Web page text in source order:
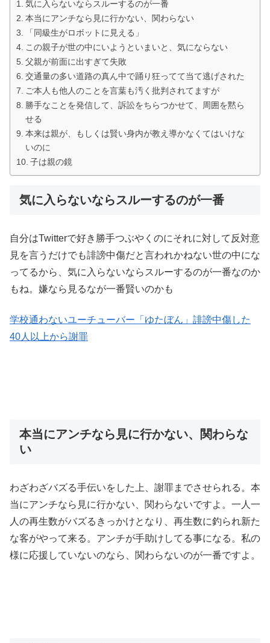
気に入らないならスルーするのが一番
本当にアンチなら見に行かない、関わらない
「同級生がロボットに見える」
この親子が世の中にいようといまいと、気にならない
父親が前面に出すぎて失敗
交通量の多い道路の真ん中で踊り狂ってて当て逃げされた
ご本人も他人のことを言葉も汚く批判されてますが
勝手なことを発信して、訴訟をちらつかせて、周囲を黙ら
せる
本来は親が、もしくは賢い身内が教え導かなくてはいけな
いのに
子は親の鏡
気に入らないならスルーするのが一番
自分はTwitterで好き勝手つぶやくのにそれに対して反対意
見を言うだけでも誹謗中傷だと言われかねない世の中にな
ってるから、気に入らないならスルーするのが一番なのか
もね。嫌なら見るなが一番賢いのかも
学校通わないユーチューバー「ゆたぼん」誹謗中傷した
40人以上から謝罪
本当にアンチなら見に行かない、関わらな
い
わざわざバズる手伝いをした上、謝罪までさせられる。本
当にアンチなら見に行かない、関わらないですよ。一人一
人の再生数がバズるきっかけとなり、再生数に釣られ新た
な客がやって来る。アンチが手助けしてる事になる。私の
様に応援していないのなら、関わらないのが一番ですよ。